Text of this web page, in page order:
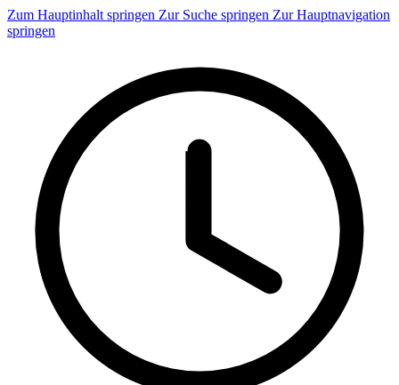
Zum Hauptinhalt springen Zur Suche springen Zur Hauptnavigation
springen